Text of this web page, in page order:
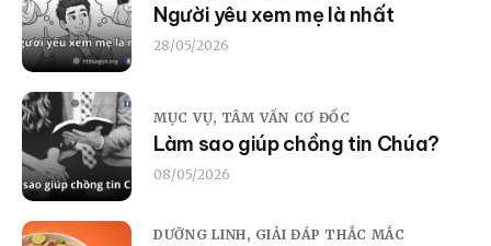
Người yêu xem mẹ là nhất
28/05/2026
MỤC VỤ, TÂM VẤN CƠ ĐỐC
Làm sao giúp chồng tin Chúa?
08/05/2026
DƯỠNG LINH, GIẢI ĐÁP THẮC MẮC